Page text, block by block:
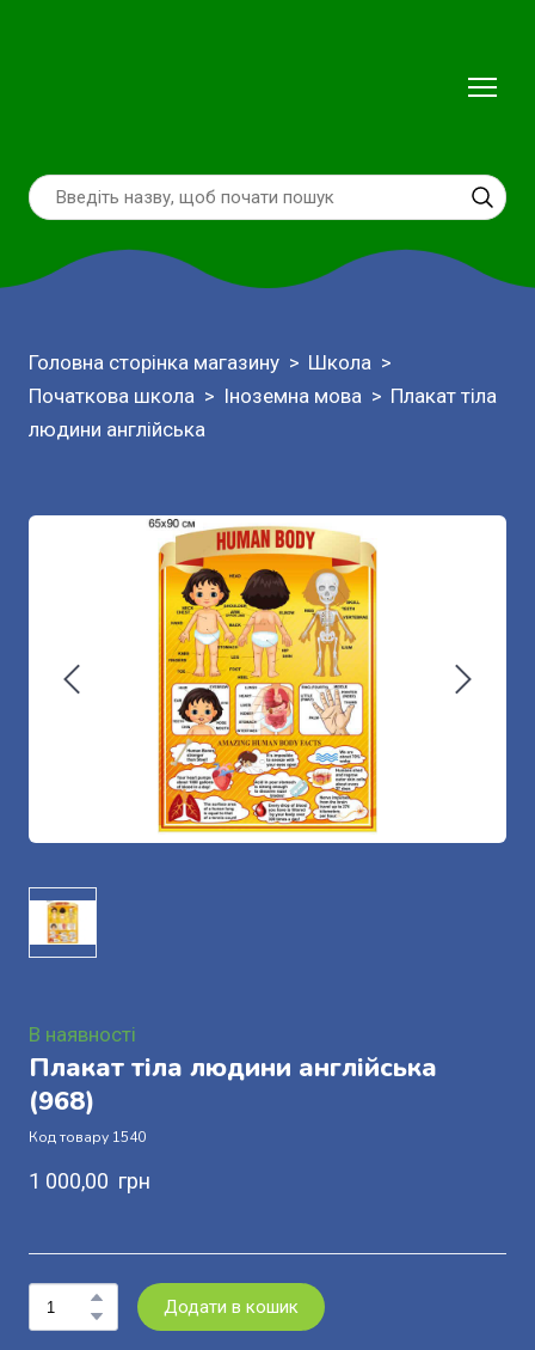
Головна сторінка магазину
Школа
Початкова школа
Іноземна мова
Плакат тіла
людини англійська
В наявності
Плакат тіла людини англійська
(968)
Код товару 1540
1 000,00  грн
Додати в кошик